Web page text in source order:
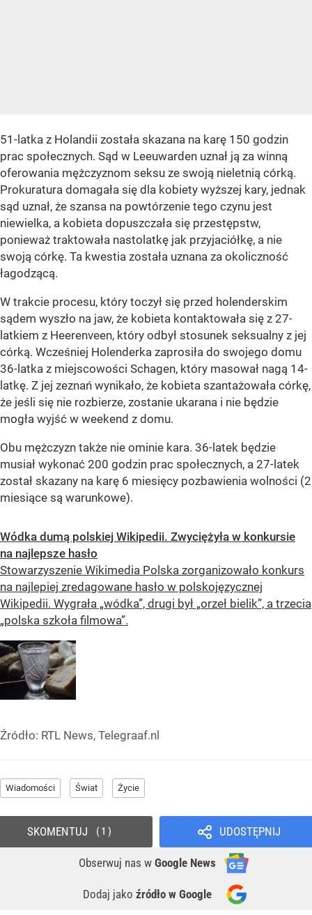
51-latka z Holandii została skazana na karę 150 godzin
prac społecznych. Sąd w Leeuwarden uznał ją za winną
oferowania mężczyznom seksu ze swoją nieletnią córką.
Prokuratura domagała się dla kobiety wyższej kary, jednak
sąd uznał, że szansa na powtórzenie tego czynu jest
niewielka, a kobieta dopuszczała się przestępstw,
ponieważ traktowała nastolatkę jak przyjaciółkę, a nie
swoją córkę. Ta kwestia została uznana za okoliczność
łagodzącą.
W trakcie procesu, który toczył się przed holenderskim
sądem wyszło na jaw, że kobieta kontaktowała się z 27-
latkiem z Heerenveen, który odbył stosunek seksualny z jej
córką. Wcześniej Holenderka zaprosiła do swojego domu
36-latka z miejscowości Schagen, który masował nagą 14-
latkę. Z jej zeznań wynikało, że kobieta szantażowała córkę,
że jeśli się nie rozbierze, zostanie ukarana i nie będzie
mogła wyjść w weekend z domu.
Obu mężczyzn także nie ominie kara. 36-latek będzie
musiał wykonać 200 godzin prac społecznych, a 27-latek
został skazany na karę 6 miesięcy pozbawienia wolności (2
miesiące są warunkowe).
Wódka dumą polskiej Wikipedii. Zwyciężyła w konkursie
na najlepsze hasło
Stowarzyszenie Wikimedia Polska zorganizowało konkurs
na najlepiej zredagowane hasło w polskojęzycznej
Wikipedii. Wygrała „wódka”, drugi był „orzeł bielik”, a trzecia
„polska szkoła filmowa”.
Źródło: RTL News, Telegraaf.nl
Wiadomości Świat Życie
UDOSTĘPNIJ
Obserwuj nas w Google News
Dodaj jako źródło w Google
SKOMENTUJ 1